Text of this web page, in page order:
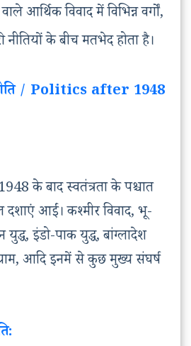
आर्थिक विवाद में विभिन्न वर्गों,
नीतियों के बीच मतभेद होता है।
/ Politics after 1948
के बाद स्वतंत्रता के पश्चात
दशाएं आईं। कश्मीर विवाद, भू-
युद्ध, इंडो-पाक युद्ध, बांग्लादेश
आदि इनमें से कुछ मुख्य संघर्ष